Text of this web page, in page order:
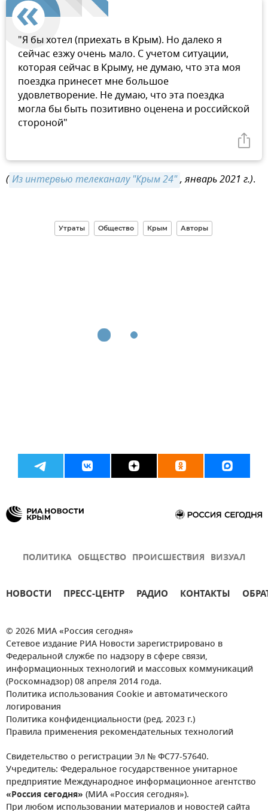
"Я бы хотел (приехать в Крым). Но далеко я
сейчас езжу очень мало. С учетом ситуации,
которая сейчас в Крыму, не думаю, что эта моя
поездка принесет мне большое
удовлетворение. Не думаю, что эта поездка
могла бы быть позитивно оценена и российской
стороной"
(Из интервью телеканалу "Крым 24", январь 2021 г.).
Утраты Общество Крым Авторы
ПОЛИТИКА ОБЩЕСТВО ПРОИСШЕСТВИЯ ВИЗУАЛ
НОВОСТИ ПРЕСС-ЦЕНТР РАДИО КОНТАКТЫ
© 2026 МИА «Россия сегодня»
Сетевое издание РИА Новости зарегистрировано в
Федеральной службе по надзору в сфере связи,
информационных технологий и массовых коммуникаций
(Роскомнадзор) 08 апреля 2014 года.
Политика использования Cookie и автоматического
логирования
Политика конфиденциальности (ред. 2023 г.)
Правила применения рекомендательных технологий
Свидетельство о регистрации Эл № ФС77-57640.
Учредитель: Федеральное государственное унитарное
предприятие Международное информационное агентство
«Россия сегодня» (МИА «Россия сегодня»).
При любом использовании материалов и новостей сайта